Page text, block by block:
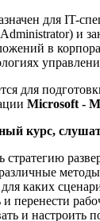
для IT-
и
в
для
Microsoft -
курс,
стратегию
каких
и перенести
и настроить